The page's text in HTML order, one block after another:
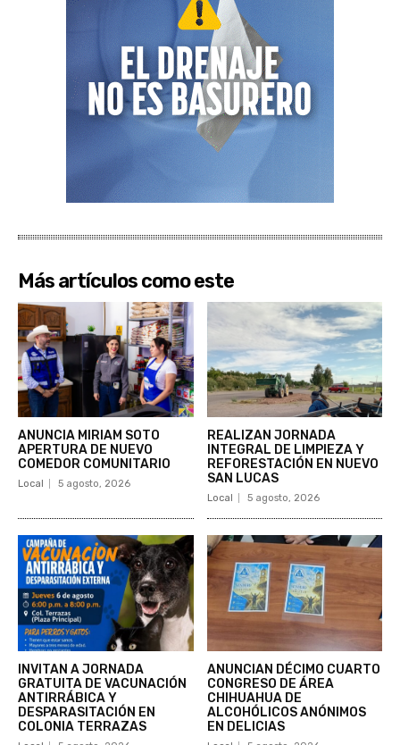
Más artículos como este
ANUNCIA MIRIAM SOTO
APERTURA DE NUEVO
COMEDOR COMUNITARIO
Local 5 agosto, 2026
REALIZAN JORNADA
INTEGRAL DE LIMPIEZA Y
REFORESTACIÓN EN NUEVO
SAN LUCAS
Local 5 agosto, 2026
INVITAN A JORNADA
GRATUITA DE VACUNACIÓN
ANTIRRÁBICA Y
DESPARASITACIÓN EN
COLONIA TERRAZAS
ANUNCIAN DÉCIMO CUARTO
CONGRESO DE ÁREA
CHIHUAHUA DE
ALCOHÓLICOS ANÓNIMOS
EN DELICIAS